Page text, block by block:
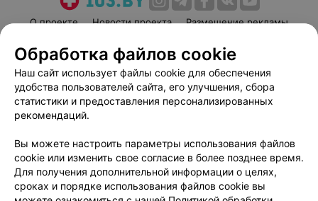
О проекте Новости проекта
Размещение рекламы
Пользовательское соглашение
Способы оплаты
Вакансии
Партнеры
Написать руководителю 103.by
Персональные настройки cookie
Обработка персональных данных
Обработка файлов cookie
Наш сайт использует файлы cookie для обеспечения
удобства пользователей сайта, его улучшения, сбора
статистики и предоставления персонализированных
рекомендаций.
Вы можете настроить параметры использования файлов
cookie или изменить свое согласие в более позднее время.
Для получения дополнительной информации о целях,
сроках и порядке использования файлов cookie вы